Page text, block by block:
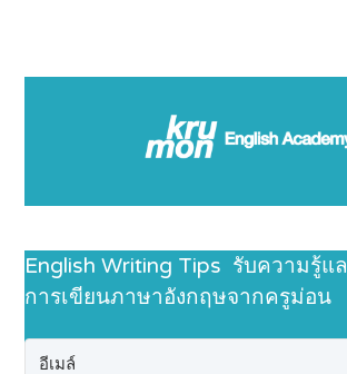
English Writing Tips รับความรู้แ
การเขียนภาษาอังกฤษจากครูม่อน